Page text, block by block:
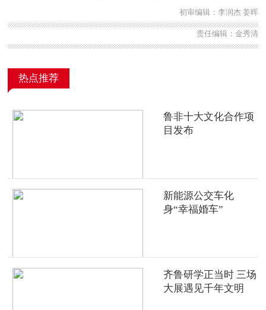
初审编辑：李润杰 姜晖
责任编辑：金秀清
热点推荐
鲁非十大文化合作项
目发布
新能源公交车化
身“幸福婚车”
齐鲁研学正当时 三场
大展遇见千年文明